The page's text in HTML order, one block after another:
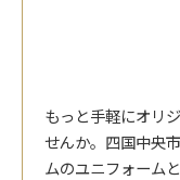
もっと手軽にオリ
せんか。四国中央
ムのユニフォーム